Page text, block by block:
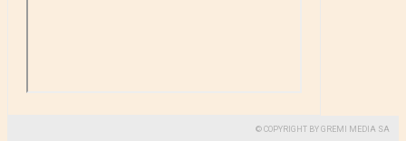
© COPYRIGHT BY GREMI MEDIA SA